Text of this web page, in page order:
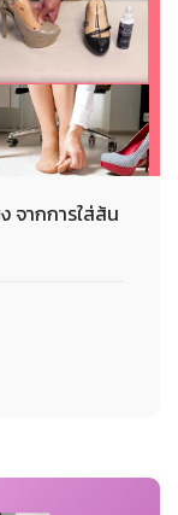
จากการใส่ส้น